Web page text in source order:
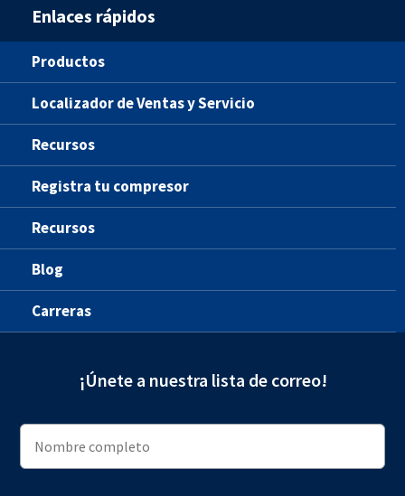
Enlaces rápidos
Productos
Localizador de Ventas y Servicio
Recursos
Registra tu compresor
Recursos
Blog
Carreras
¡Únete a nuestra lista de correo!